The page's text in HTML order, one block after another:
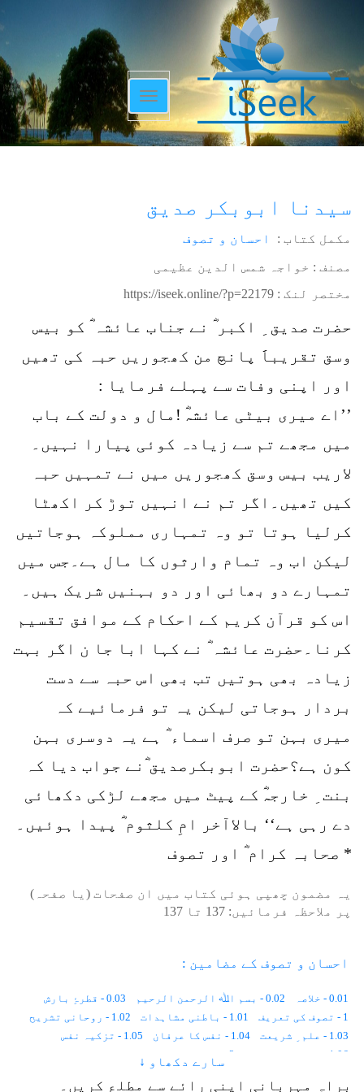
Toggle
navigation
سیدنا ابوبکر صدیق
مکمل کتاب : احسان و تصوف
مصنف : خواجہ شمس الدین عظیمی
مختصر لنک : https://iseek.online/?p=22179
حضرت صدیق ِ اکبر ؓ نے جناب عائشہ ؓ کو بیس
وسق تقریباََ پانچ من کھجوریں حبہ کی تھیں
اور اپنی وفات سے پہلے فرمایا :
’’اے میری بیٹی عائشہؓ !مال و دولت کے باب
میں مجھے تم سے زیادہ کوئی پیارا نہیں۔
لاریب بیس وسق کھجوریں میں نے تمہیں حبہ
کیں تھیں۔اگر تم نے انہیں توڑ کر اکھٹا
کرلیا ہوتا تو وہ تمہاری مملوکہ ہوجاتیں
لیکن اب وہ تمام وارثوں کا مال ہے۔جس میں
تمہارے دو بھائی اور دو بہنیں شریک ہیں۔
اس کو قرآن کریم کے احکام کے موافق تقسیم
کرنا۔حضرت عائشہ ؓ نے کہا ابا جا ن اگر بہت
زیادہ بھی ہوتیں تب بھی اس حبہ سے دست
بردار ہوجاتی لیکن یہ تو فرمائیے کہ
میری بہن تو صرف اسماء ؓ ہے یہ دوسری بہن
کون ہے؟حضرت ابوبکرصدیق ؓنے جواب دیا کہ
بنت ِ خارجہؓ کے پیٹ میں مجھے لڑکی دکھائی
دے رہی ہے‘‘ بالاآخر امِ کلثوم ؓ پیدا ہوئیں۔
* صحابہ کرام ؓ اور تصوف
یہ مضمون چھپی ہوئی کتاب میں ان صفحات (یا صفحہ)
پر ملاحظہ فرمائیں: 137 تا 137
احسان و تصوف کے مضامین :
0.01 - خلاصہ 0.02 - بسم اﷲ الرحمن الرحیم
0.03 - قطرۂِ بارش
1 - تصوف کی تعریف
1.01 - باطنی مشاہدات
1.02 - روحانی تشریح
1.03 - علم ِ شریعت
1.04 - نفس کا عرفان
1.05 - تزکیہ نفس
1.06 - اعمال و اشغال
2 - تصوف کی تاریخ
سارے دکھاو ↓
براہِ مہربانی اپنی رائے سے مطلع کریں۔